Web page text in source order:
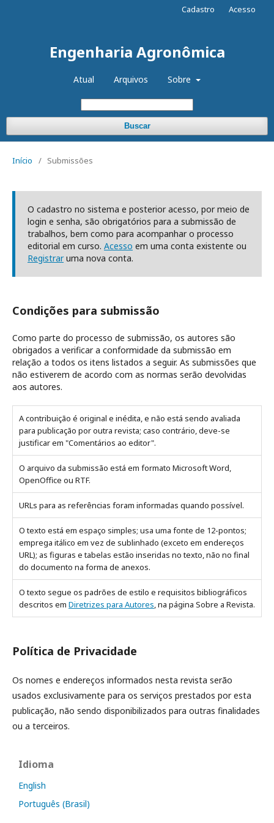
Engenharia Agronômica
Atual Arquivos Sobre
Buscar
Cadastro Acesso
Início / Submissões
O cadastro no sistema e posterior acesso, por meio de
login e senha, são obrigatórios para a submissão de
trabalhos, bem como para acompanhar o processo
editorial em curso. Acesso em uma conta existente ou
Registraruma nova conta.
Condições para submissão
Como parte do processo de submissão, os autores são
obrigados a verificar a conformidade da submissão em
relação a todos os itens listados a seguir. As submissões que
não estiverem de acordo com as normas serão devolvidas
aos autores.
A contribuição é original e inédita, e não está sendo avaliada
para publicação por outra revista; caso contrário, deve-se
justificar em "Comentários ao editor".
O arquivo da submissão está em formato Microsoft Word,
OpenOffice ou RTF.
URLs para as referências foram informadas quando possível.
O texto está em espaço simples; usa uma fonte de 12-pontos;
emprega itálico em vez de sublinhado (exceto em endereços
URL); as figuras e tabelas estão inseridas no texto, não no final
do documento na forma de anexos.
O texto segue os padrões de estilo e requisitos bibliográficos
descritos em Diretrizes para Autores, na página Sobre a Revista.
Política de Privacidade
Os nomes e endereços informados nesta revista serão
usados exclusivamente para os serviços prestados por esta
publicação, não sendo disponibilizados para outras finalidades
ou a terceiros.
Idioma
English
Português (Brasil)